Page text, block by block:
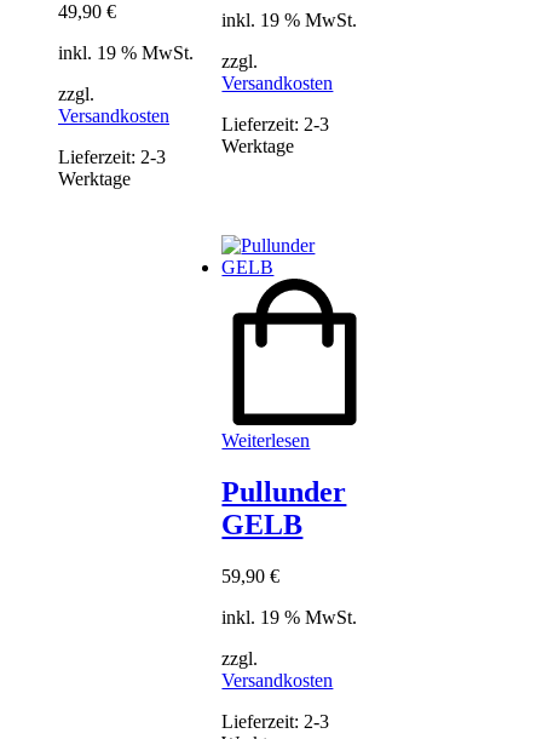
49,90 €
inkl. 19 % MwSt.
zzgl.
Versandkosten
Lieferzeit: 2-3
Werktage
inkl. 19 % MwSt.
zzgl.
Versandkosten
Lieferzeit: 2-3
Werktage
Weiterlesen
Pullunder
GELB
59,90€
inkl. 19 % MwSt.
zzgl.
Versandkosten
Lieferzeit: 2-3